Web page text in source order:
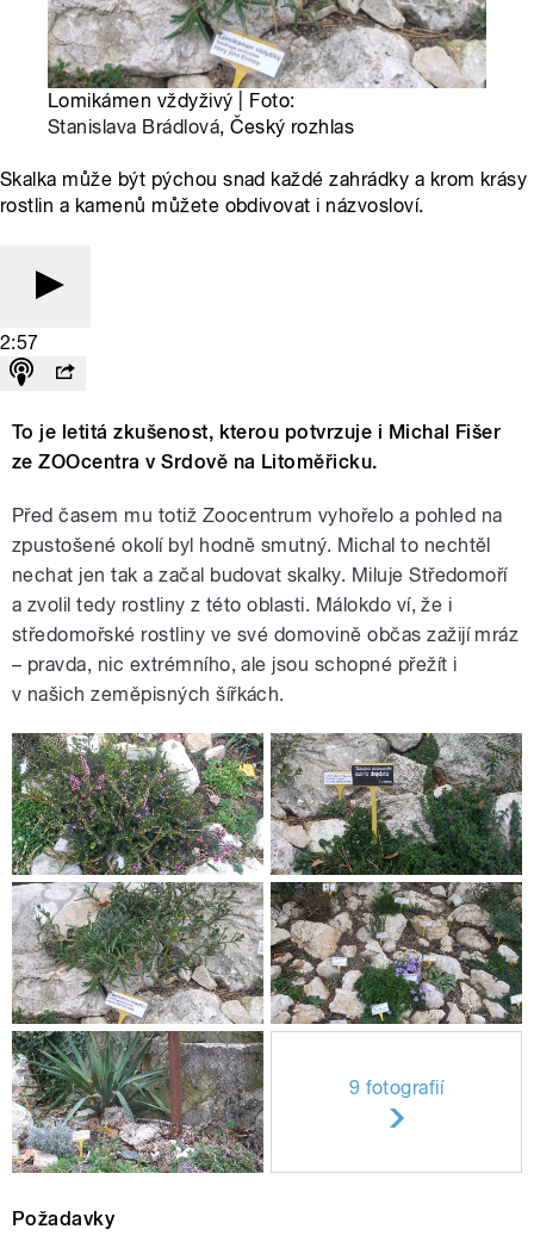
Lomikámen vždyživý | Foto:
Stanislava Brádlová, Český rozhlas
Skalka může být pýchou snad každé zahrádky a krom krásy
rostlin a kamenů můžete obdivovat i názvosloví.
2:57
To je letitá zkušenost, kterou potvrzuje i Michal Fišer
ze ZOOcentra v Srdově na Litoměřicku.
Před časem mu totiž Zoocentrum vyhořelo a pohled na
zpustošené okolí byl hodně smutný. Michal to nechtěl
nechat jen tak a začal budovat skalky. Miluje Středomoří
a zvolil tedy rostliny z této oblasti. Málokdo ví, že i
středomořské rostliny ve své domovině občas zažijí mráz
– pravda, nic extrémního, ale jsou schopné přežít i
v našich zeměpisných šířkách.
9 fotografií
Požadavky